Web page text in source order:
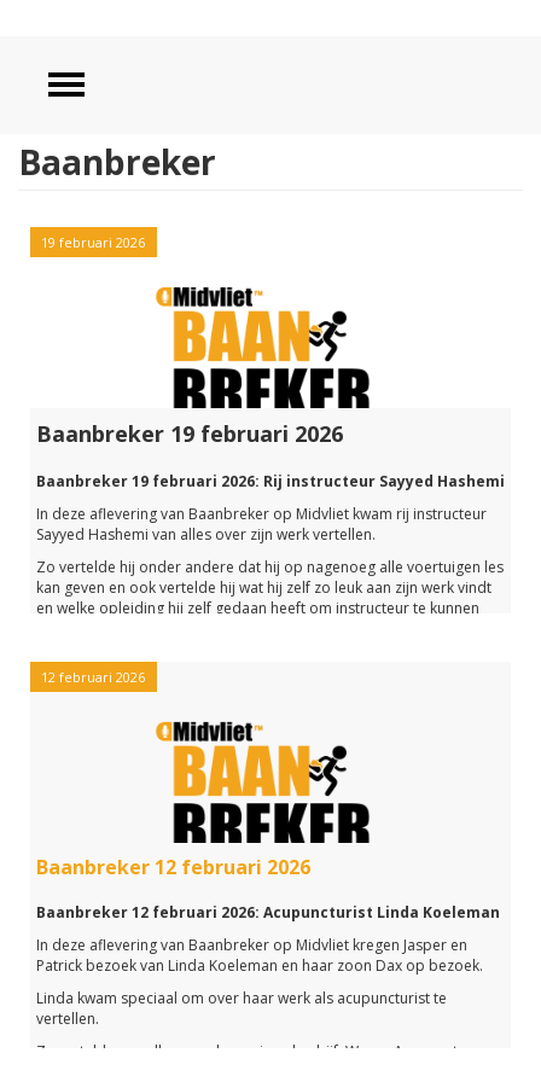
Baanbreker
19 februari 2026
Baanbreker 19 februari 2026
Baanbreker 19 februari 2026: Rij instructeur Sayyed Hashemi
In deze aflevering van Baanbreker op Midvliet kwam rij instructeur
Sayyed Hashemi van alles over zijn werk vertellen.
Zo vertelde hij onder andere dat hij op nagenoeg alle voertuigen les
kan geven en ook vertelde hij wat hij zelf zo leuk aan zijn werk vindt
en welke opleiding hij zelf gedaan heeft om instructeur te kunnen
Verder spraken we met de ondernemer van de week, Kelly van
Rijsingen, over haar bijzondere boekenwinkel Chapter Voorburg.
12 februari 2026
Baanbreker 12 februari 2026
Baanbreker 12 februari 2026: Acupuncturist Linda Koeleman
In deze aflevering van Baanbreker op Midvliet kregen Jasper en
Patrick bezoek van Linda Koeleman en haar zoon Dax op bezoek.
Linda kwam speciaal om over haar werk als acupuncturist te
vertellen.
Ze vertelde van alles over haar eigen bedrijf, Waves Acupunctuur.